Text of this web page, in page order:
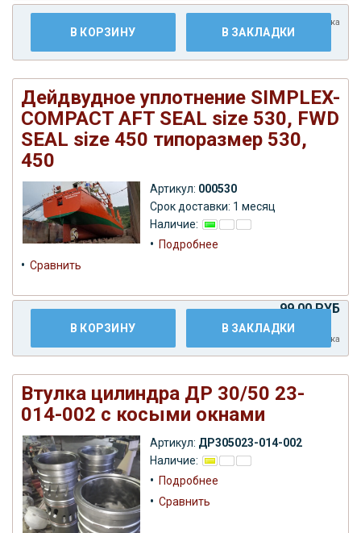
доставка
В КОРЗИНУ В ЗАКЛАДКИ
Дейдвудное уплотнение SIMPLEX-
COMPACT AFT SEAL size 530, FWD
SEAL size 450 типоразмер 530,
450
Артикул: 000530
Срок доставки: 1 месяц
Наличие:
• Подробнее
• Сравнить
99,00 РУБ
доставка
В КОРЗИНУ В ЗАКЛАДКИ
Втулка цилиндра ДР 30/50 23-
014-002 с косыми окнами
Артикул: ДР305023-014-002
Наличие:
• Подробнее
• Сравнить